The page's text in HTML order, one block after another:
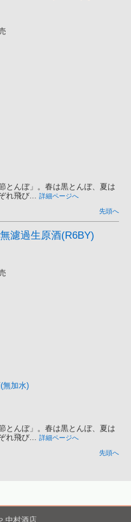
とんぼ」。春は黒とんぼ、夏は
れ飛び... 詳細ページへ
先頭へ
濾過生原酒(R6BY)
無加水)
とんぼ」。春は黒とんぼ、夏は
れ飛び... 詳細ページへ
先頭へ
中村酒店